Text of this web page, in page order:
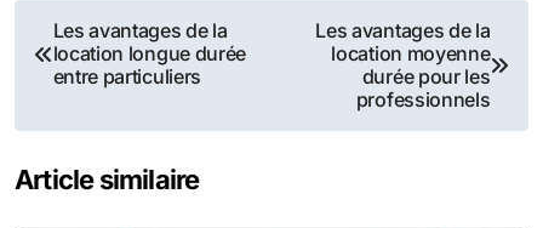
Navigation
de
l’article
Les avantages de la
location longue durée
entre particuliers
Les avantages de la
location moyenne
durée pour les
professionnels
Article similaire